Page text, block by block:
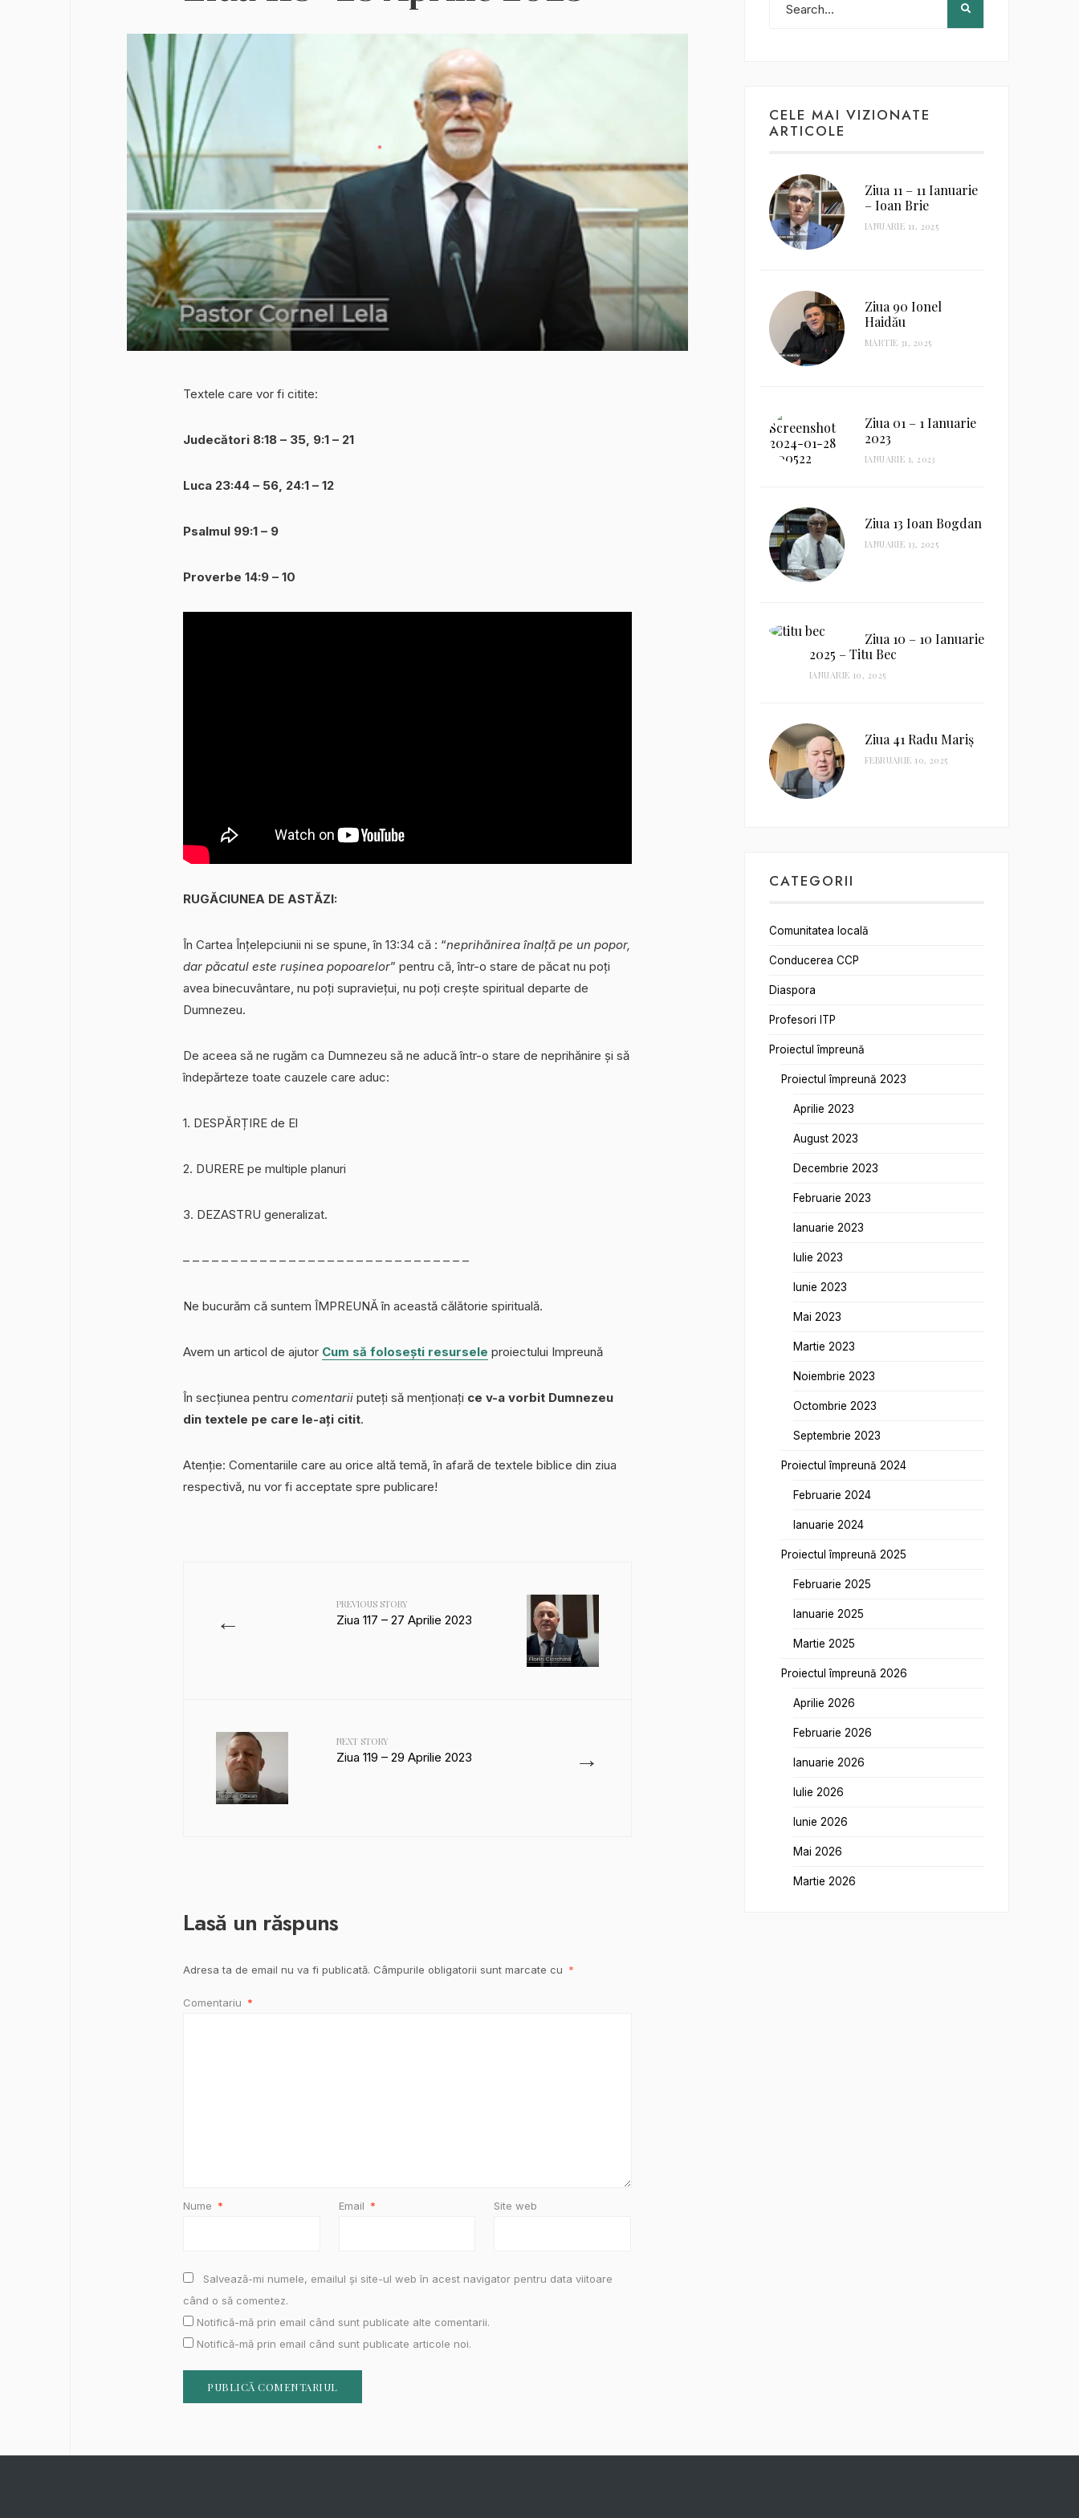
Textele care vor fi citite:
Judecători 8:18 – 35, 9:1 – 21
Luca 23:44 – 56, 24:1 – 12
Psalmul 99:1 – 9
Proverbe 14:9 – 10
RUGĂCIUNEA DE ASTĂZI:
În Cartea Înțelepciunii ni se spune, în 13:34 că : “neprihănirea înalță pe un popor,
dar păcatul este rușinea popoarelor” pentru că, într-o stare de păcat nu poți
avea binecuvântare, nu poți supraviețui, nu poți crește spiritual departe de
Dumnezeu.
De aceea să ne rugăm ca Dumnezeu să ne aducă într-o stare de neprihănire și să
îndepărteze toate cauzele care aduc:
1. DESPĂRȚIRE de El
2. DURERE pe multiple planuri
3. DEZASTRU generalizat.
– – – – – – – – – – – – – – – – – – – – – – – – – – – – – –
Ne bucurăm că suntem ÎMPREUNĂ în această călătorie spirituală.
Avem un articol de ajutor Cum să folosești resursele proiectului Impreună
În secțiunea pentru comentarii puteți să menționați ce v-a vorbit Dumnezeu
din textele pe care le-ați citit.
Atenție: Comentariile care au orice altă temă, în afară de textele biblice din ziua
respectivă, nu vor fi acceptate spre publicare!
←
PREVIOUS STORY
Ziua 117 – 27 Aprilie 2023
→
NEXT STORY
Ziua 119 – 29 Aprilie 2023
Lasă un răspuns
Adresa ta de email nu va fi publicată. Câmpurile obligatorii sunt marcate cu *
Comentariu *
Nume * Email * Site web
Salvează-mi numele, emailul și site-ul web în acest navigator pentru data viitoare
când o să comentez.
Notifică-mă prin email când sunt publicate alte comentarii.
Notifică-mă prin email când sunt publicate articole noi.
CELE MAI VIZIONATE
ARTICOLE
Ziua 11 – 11 Ianuarie
– Ioan Brie
IANUARIE 11, 2025
Ziua 90 Ionel
Haidău
MARTIE 31, 2025
Ziua 01 – 1 Ianuarie
2023
IANUARIE 1, 2023
Ziua 13 Ioan Bogdan
IANUARIE 13, 2025
Ziua 10 – 10 Ianuarie
2025 – Titu Bec
IANUARIE 10, 2025
Ziua 41 Radu Mariș
FEBRUARIE 10, 2025
CATEGORII
Comunitatea locală
Conducerea CCP
Diaspora
Profesori ITP
Proiectul împreună
Proiectul împreună 2023
Aprilie 2023
August 2023
Decembrie 2023
Februarie 2023
Ianuarie 2023
Iulie 2023
Iunie 2023
Mai 2023
Martie 2023
Noiembrie 2023
Octombrie 2023
Septembrie 2023
Proiectul împreună 2024
Februarie 2024
Ianuarie 2024
Proiectul împreună 2025
Februarie 2025
Ianuarie 2025
Martie 2025
Proiectul împreună 2026
Aprilie 2026
Februarie 2026
Ianuarie 2026
Iulie 2026
Iunie 2026
Mai 2026
Martie 2026